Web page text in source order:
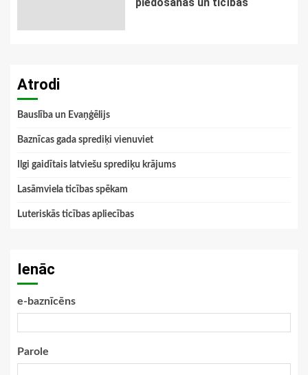
Atrodi
Bauslība un Evaņģēlijs
Baznīcas gada sprediķi vienuviet
Ilgi gaidītais latviešu sprediķu krājums
Lasāmviela ticības spēkam
Luteriskās ticības apliecības
Ienāc
e-baznīcēns
Parole